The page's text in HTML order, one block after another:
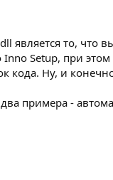
является то, что
Setup, при
кода. Ну, и
примера -